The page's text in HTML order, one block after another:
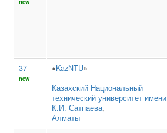
new
37
new
«KazNTU»
Казахский Национальный
технический университет имени
К.И. Сатпаева,
Алматы